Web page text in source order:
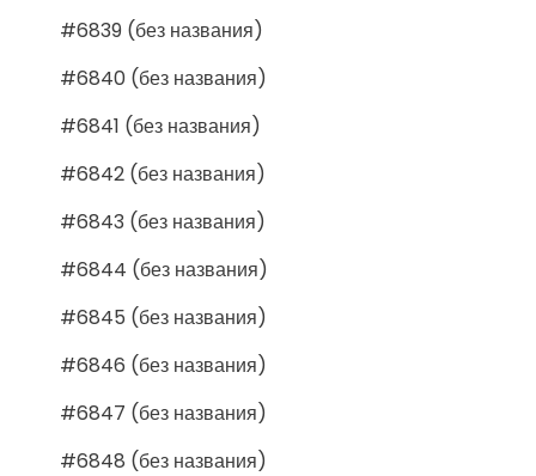
#6839 (без названия)
#6840 (без названия)
#6841 (без названия)
#6842 (без названия)
#6843 (без названия)
#6844 (без названия)
#6845 (без названия)
#6846 (без названия)
#6847 (без названия)
#6848 (без названия)